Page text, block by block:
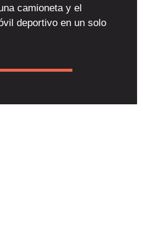
camioneta y el
deportivo en un solo